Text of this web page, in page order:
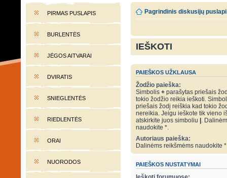
PIRMAS PUSLAPIS
BURLENTĖS
JĖGOS AITVARAI
DVIRATIS
SNIEGLENTĖS
RIEDLENTĖS
ORAI
NUORODOS
Pagrindinis diskusijų
IEŠKOTI
PAIEŠKOS UŽKLAUSA
Žodžio paieška:
Simbolis + parašytas priešais
tokio žodžio reikia ieškoti.
priešais žodį reiškia kad tokio
nereikia. Jeigu ieškote tik vieno
atskirkite juos simboliu .
naudokite *.
Autoriaus paieška:
Dalinėms reikšmėms naudokite
PAIEŠKOS NUSTATYMAI